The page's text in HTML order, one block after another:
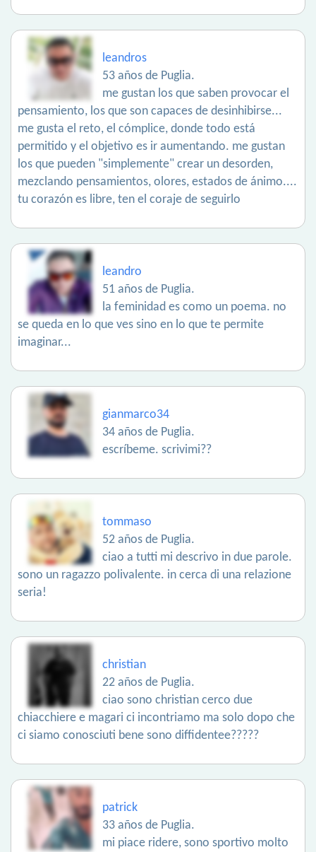
leandros
53 años de Puglia.
me gustan los que saben provocar el
pensamiento, los que son capaces de desinhibirse...
me gusta el reto, el cómplice, donde todo está
permitido y el objetivo es ir aumentando. me gustan
los que pueden "simplemente" crear un desorden,
mezclando pensamientos, olores, estados de ánimo....
tu corazón es libre, ten el coraje de seguirlo
leandro
51 años de Puglia.
la feminidad es como un poema. no
se queda en lo que ves sino en lo que te permite
imaginar...
gianmarco34
34 años de Puglia.
escríbeme. scrivimi??
tommaso
52 años de Puglia.
ciao a tutti mi descrivo in due parole.
sono un ragazzo polivalente. in cerca di una relazione
seria!
christian
22 años de Puglia.
ciao sono christian cerco due
chiacchiere e magari ci incontriamo ma solo dopo che
ci siamo conosciuti bene sono diffidentee?????
patrick
33 años de Puglia.
mi piace ridere, sono sportivo molto